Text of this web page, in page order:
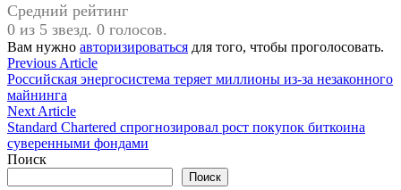
Средний рейтинг
0 из 5 звезд. 0 голосов.
Вам нужно авторизироваться для того, чтобы проголосовать.
Навигация
по
записям
Previous ArticlePrevious
article:
Российская энергосистема теряет миллионы из-за незаконного
майнинга
Next ArticleNext
article:
Standard Chartered спрогнозировал рост покупок биткоина
суверенными фондами
Поиск
Поиск